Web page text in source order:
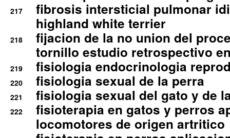
217
fibrosis intersticial pulmonar
highland white terrier
218
fijacion de la no union del
tornillo estudio retrospectivo
219 fisiologia endocrinologia
220 fisiologia sexual de la perra
221 fisiologia sexual del gato y de
222
fisioterapia en gatos y perros
locomotores de origen artritico